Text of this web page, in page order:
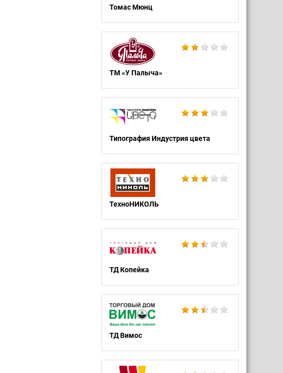
Томас Мюнц
ТМ «У Палыча»
Типография Индустрия цвета
ТехноНИКОЛЬ
ТД Копейка
ТД Вимос